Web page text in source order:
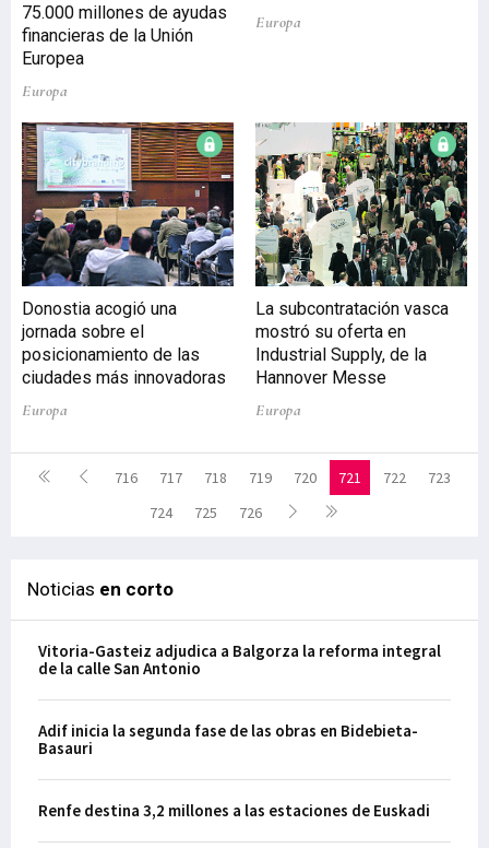
75.000 millones de ayudas
financieras de la Unión
Europea
Europa
Europa
Donostia acogió una
jornada sobre el
posicionamiento de las
ciudades más innovadoras
Europa
La subcontratación vasca
mostró su oferta en
Industrial Supply, de la
Hannover Messe
Europa
716 717 718 719 720 721 722
723
724
725 726
Noticias en corto
Vitoria-Gasteiz adjudica a Balgorza la reforma integral
de la calle San Antonio
Adif inicia la segunda fase de las obras en Bidebieta-
Basauri
Renfe destina 3,2 millones a las estaciones de Euskadi